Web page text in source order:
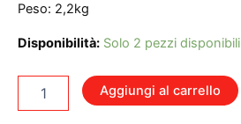
Peso: 2,2kg
Disponibilità: Solo 2 pezzi disponibili
PROFX10V3
Aggiungi al carrello